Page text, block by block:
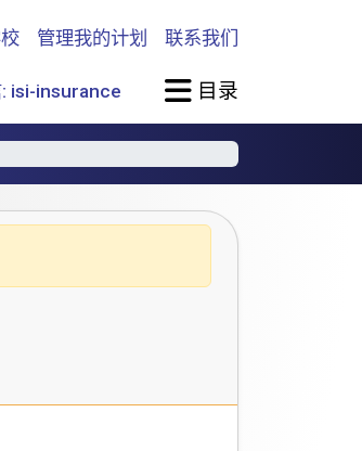
管理我的计划 联系我们
isi-insurance 目录